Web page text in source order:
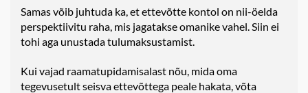
Samas võib juhtuda ka, et ettevõtte kontol on nii-öelda
perspektiivitu raha, mis jagatakse omanike vahel. Siin ei
tohi aga unustada tulumaksustamist.
Kui vajad raamatupidamisalast nõu, mida oma
tegevusetult seisva ettevõttega peale hakata, võta